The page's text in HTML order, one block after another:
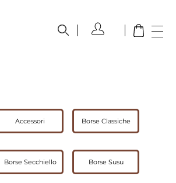
Accessori Borse Classiche
Borse Secchiello Borse Susu